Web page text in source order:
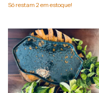
Só restam 2 em estoque!